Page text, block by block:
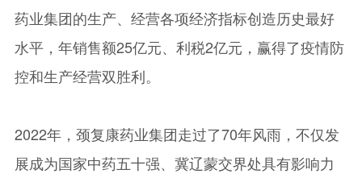
药业集团的生产、经营各项经济指标创造历史最好
水平，年销售额25亿元、利税2亿元，赢得了疫情防
控和生产经营双胜利。
2022年，颈复康药业集团走过了70年风雨，不仅发
展成为国家中药五十强、冀辽蒙交界处具有影响力